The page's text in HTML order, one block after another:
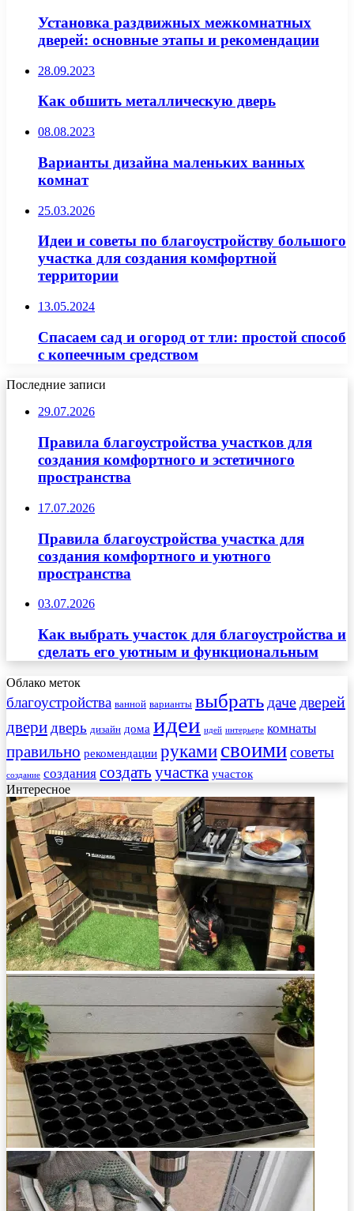
Установка раздвижных межкомнатных
дверей: основные этапы и рекомендации
28.09.2023
Как обшить металлическую дверь
08.08.2023
Варианты дизайна маленьких ванных
комнат
25.03.2026
Идеи и советы по благоустройству большого
участка для создания комфортной
территории
13.05.2024
Спасаем сад и огород от тли: простой способ
с копеечным средством
Последние записи
29.07.2026
Правила благоустройства участков для
создания комфортного и эстетичного
пространства
17.07.2026
Правила благоустройства участка для
создания комфортного и уютного
пространства
03.07.2026
Как выбрать участок для благоустройства и
сделать его уютным и функциональным
Облако меток
благоустройства ванной варианты выбрать даче дверей
двери дверь дизайн дома идеи идей интерьере комнаты
правильно рекомендации руками своимисоветы
создание создания создать участка участок
Интересное